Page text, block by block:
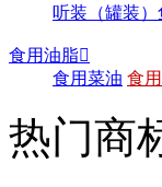
听装（罐装）
食用油脂
食用菜油 食
热门商